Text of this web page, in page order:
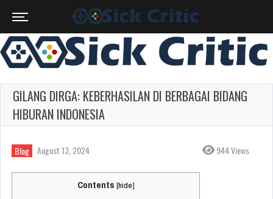
GILANG DIRGA: KEBERHASILAN DI BERBAGAI BIDANG
HIBURAN INDONESIA
Blog August 13, 2024 944 Views
Contents [hide]